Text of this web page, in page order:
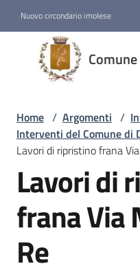
Nuovo circondario imolese
Comune
di
Dozza
Amministrazione
Novità
Servizi
Vivere
Home / Argomenti /
Interventi del Comune di
Lavori di ripristino frana
Lavori di
frana Via
Re